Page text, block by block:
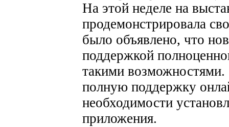
На этой неделе на
продемонстрировала
было объявлено, что
поддержкой
такими возможностями.
полную поддержку
необходимости
приложения.